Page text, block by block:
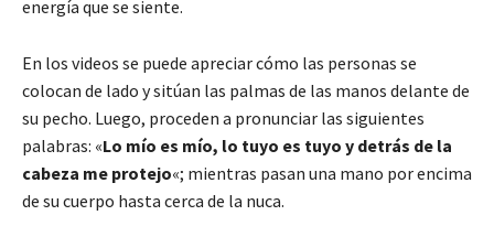
energía que se siente.
En los videos se puede apreciar cómo las personas se
colocan de lado y sitúan las palmas de las manos delante de
su pecho. Luego, proceden a pronunciar las siguientes
palabras: «Lo mío es mío, lo tuyo es tuyo y detrás de la
cabeza me protejo«; mientras pasan una mano por encima
de su cuerpo hasta cerca de la nuca.